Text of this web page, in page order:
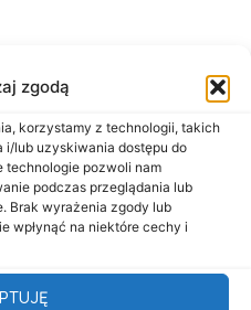
zgodą
korzystamy z technologii, takich
lub uzyskiwania dostępu do
technologie pozwoli nam
podczas przeglądania lub
Brak wyrażenia zgody lub
wpłynąć na niektóre cechy i